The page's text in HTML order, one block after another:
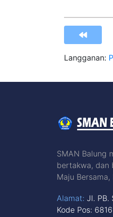
Langganan:
SMAN Balung
bertakwa, dan
Maju
Alamat: Jl. PB.
Kode Pos: